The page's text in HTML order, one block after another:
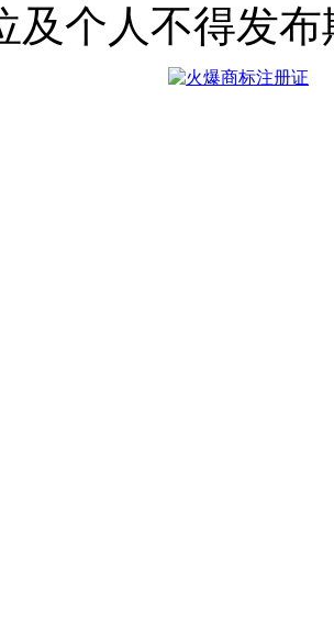
及个人不得发